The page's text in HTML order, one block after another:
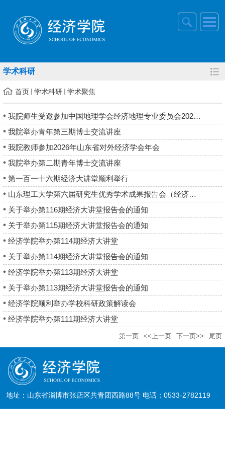
学术科研
首页 学术科研 学术聚焦
我院师生受邀参加中国地理学会经济地理专业委员会2026年学术年会
我院举办青年第三期博士交流讲座
我院教师参加2026年山东省对外经济学会年会
我院举办第二期青年博士交流讲座
第一百一十六期经济大讲堂顺利举行
山东理工大学第六届研究生优秀学术成果报告会（经济学院专场）暨...
关于举办第116期经济大讲堂报告会的通知
关于举办第115期经济大讲堂报告会的通知
经济学院举办第114期经济大讲堂
关于举办第114期经济大讲堂报告会的通知
经济学院举办第113期经济大讲堂
关于举办第113期经济大讲堂报告会的通知
经济学院顺利举办学校科研政策解读会
经济学院举办第111期经济大讲堂
第一页 <<上一页 下一页>> 尾页
地址：山东省淄博市张店区共青团西路88号 电话：0533-2782119